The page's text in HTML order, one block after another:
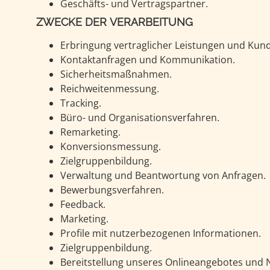
Geschäfts- und Vertragspartner.
ZWECKE DER VERARBEITUNG
Erbringung vertraglicher Leistungen und
Kontaktanfragen und Kommunikation.
Sicherheitsmaßnahmen.
Reichweitenmessung.
Tracking.
Büro- und Organisationsverfahren.
Remarketing.
Konversionsmessung.
Zielgruppenbildung.
Verwaltung und Beantwortung von Anfragen.
Bewerbungsverfahren.
Feedback.
Marketing.
Profile mit nutzerbezogenen Informationen.
Zielgruppenbildung.
Bereitstellung unseres Onlineangebotes und